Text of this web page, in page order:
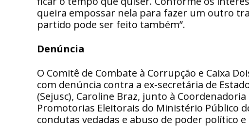
queira empossar nela para fazer um outro
partido pode ser feito também”.
Denúncia
O Comitê de Combate à Corrupção e Caixa
com denúncia contra a ex-secretária de
(Sejusc), Caroline Braz, junto à
Promotorias Eleitorais do Ministério Público
condutas vedadas e abuso de poder político e